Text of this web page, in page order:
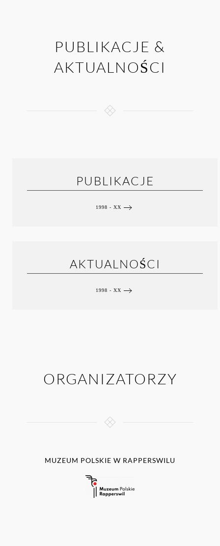
PUBLIKACJE &
AKTUALNOŚCI
PUBLIKACJE
1998 - XX
AKTUALNOŚCI
1998 - XX
ORGANIZATORZY
MUZEUM POLSKIE W RAPPERSWILU